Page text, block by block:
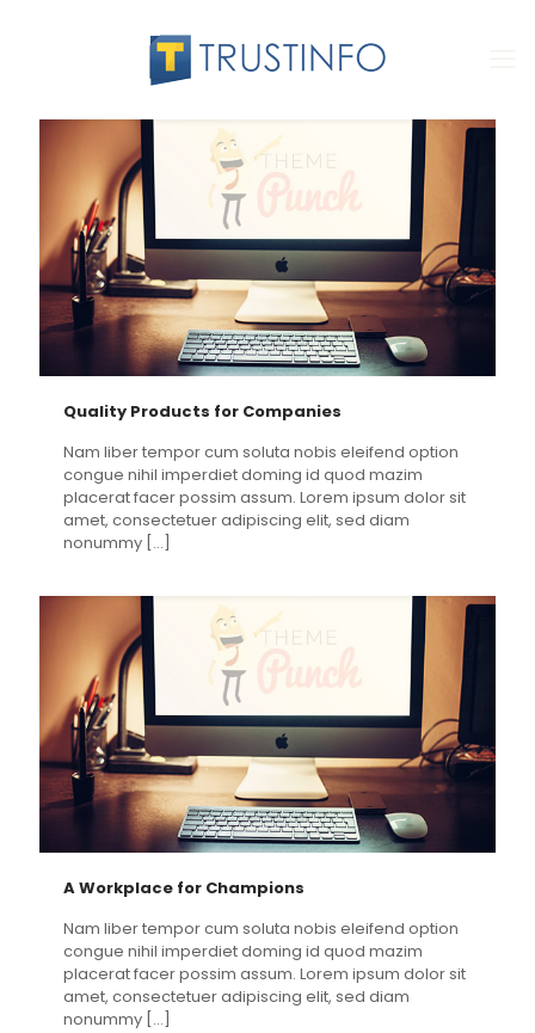
Quality Products for Companies
Nam liber tempor cum soluta nobis eleifend option
congue nihil imperdiet doming id quod mazim
placerat facer possim assum. Lorem ipsum dolor sit
amet, consectetuer adipiscing elit, sed diam
nonummy […]
A Workplace for Champions
Nam liber tempor cum soluta nobis eleifend option
congue nihil imperdiet doming id quod mazim
placerat facer possim assum. Lorem ipsum dolor sit
amet, consectetuer adipiscing elit, sed diam
nonummy […]